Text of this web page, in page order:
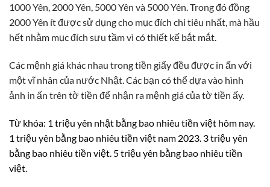
1000 Yên, 2000 Yên, 5000 Yên và 5000 Yên. Trong đó đồng
2000 Yên ít được sử dụng cho mục đích chi tiêu nhất, mà hầu
hết nhằm mục đích sưu tầm vì có thiết kế bắt mắt.
Các mệnh giá khác nhau trong tiền giấy đều được in ấn với
một vĩ nhân của nước Nhật. Các bạn có thể dựa vào hình
ảnh in ấn trên tờ tiền để nhận ra mệnh giá của tờ tiền ấy.
Từ khóa: 1 triệu yên nhật bằng bao nhiêu tiền việt hôm nay.
1 triệu yên bằng bao nhiêu tiền việt nam 2023. 3 triệu yên
bằng bao nhiêu tiền việt. 5 triệu yên bằng bao nhiêu tiền
việt.